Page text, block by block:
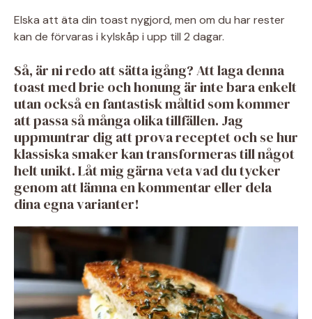
Elska att äta din toast nygjord, men om du har rester
kan de förvaras i kylskåp i upp till 2 dagar.
Så, är ni redo att sätta igång? Att laga denna
toast med brie och honung är inte bara enkelt
utan också en fantastisk måltid som kommer
att passa så många olika tillfällen. Jag
uppmuntrar dig att prova receptet och se hur
klassiska smaker kan transformeras till något
helt unikt. Låt mig gärna veta vad du tycker
genom att lämna en kommentar eller dela
dina egna varianter!